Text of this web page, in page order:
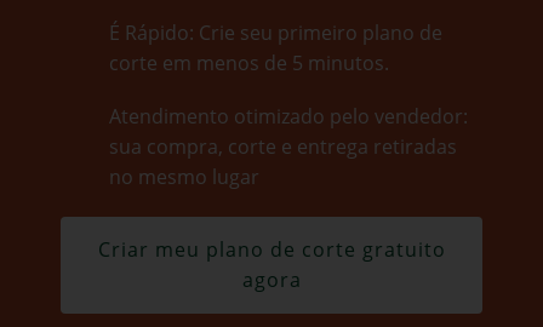
É Rápido: Crie seu primeiro plano de
corte em menos de 5 minutos.
Atendimento otimizado pelo vendedor:
sua compra, corte e entrega retiradas
no mesmo lugar
Criar meu plano de corte gratuito
agora